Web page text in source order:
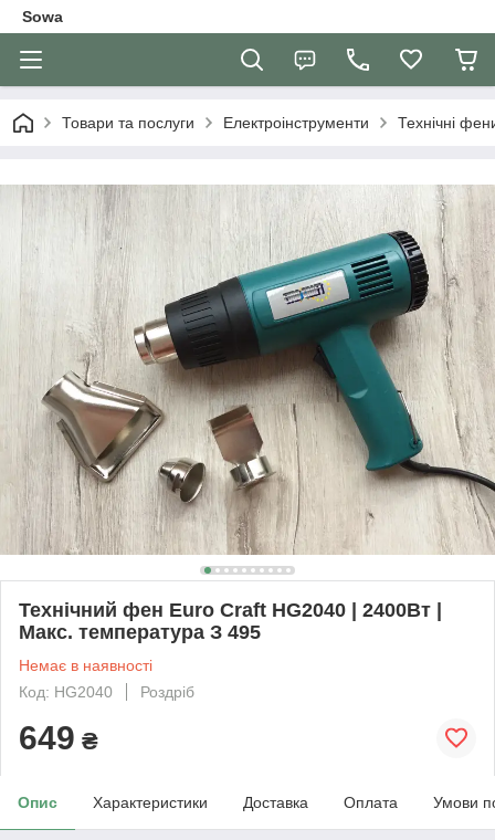
Sowa
Товари та послуги Електроінструменти Технічні
Технічний фен Euro Craft HG2040 | 2400Вт |
Макс. температура З 495
Немає в наявності
Код: HG2040
Роздріб
649 ₴
Опис Характеристики Доставка Оплата Умови